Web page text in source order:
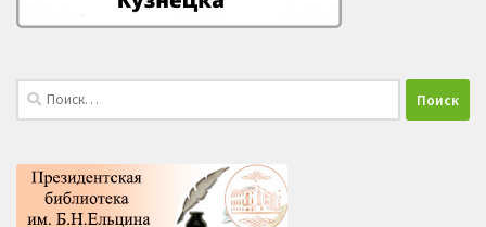
Найти: